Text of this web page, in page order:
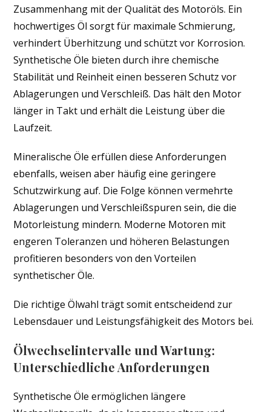
Zusammenhang mit der Qualität des Motoröls. Ein
hochwertiges Öl sorgt für maximale Schmierung,
verhindert Überhitzung und schützt vor Korrosion.
Synthetische Öle bieten durch ihre chemische
Stabilität und Reinheit einen besseren Schutz vor
Ablagerungen und Verschleiß. Das hält den Motor
länger in Takt und erhält die Leistung über die
Laufzeit.
Mineralische Öle erfüllen diese Anforderungen
ebenfalls, weisen aber häufig eine geringere
Schutzwirkung auf. Die Folge können vermehrte
Ablagerungen und Verschleißspuren sein, die die
Motorleistung mindern. Moderne Motoren mit
engeren Toleranzen und höheren Belastungen
profitieren besonders von den Vorteilen
synthetischer Öle.
Die richtige Ölwahl trägt somit entscheidend zur
Lebensdauer und Leistungsfähigkeit des Motors bei.
Ölwechselintervalle und Wartung:
Unterschiedliche Anforderungen
Synthetische Öle ermöglichen längere